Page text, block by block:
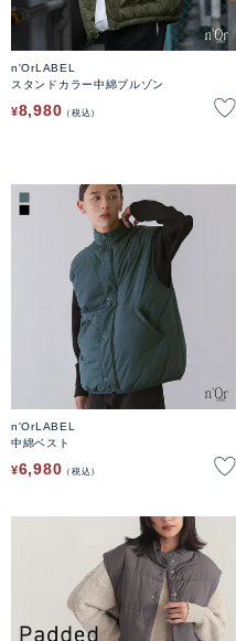
n'OrLABEL
スタンドカラー中綿ブルゾン
¥8,980 税込
n'OrLABEL
中綿ベスト
¥6,980 税込